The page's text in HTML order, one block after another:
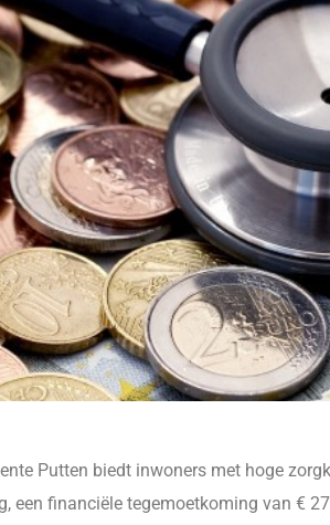
Putten biedt inwoners met hoge
een financiële tegemoetkoming van €